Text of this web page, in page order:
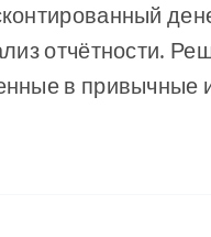
отчётности.
в привычные